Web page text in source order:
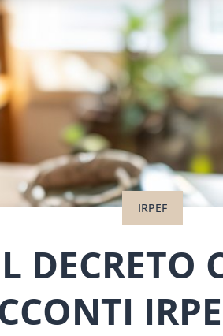
IRPEF
DECRETO